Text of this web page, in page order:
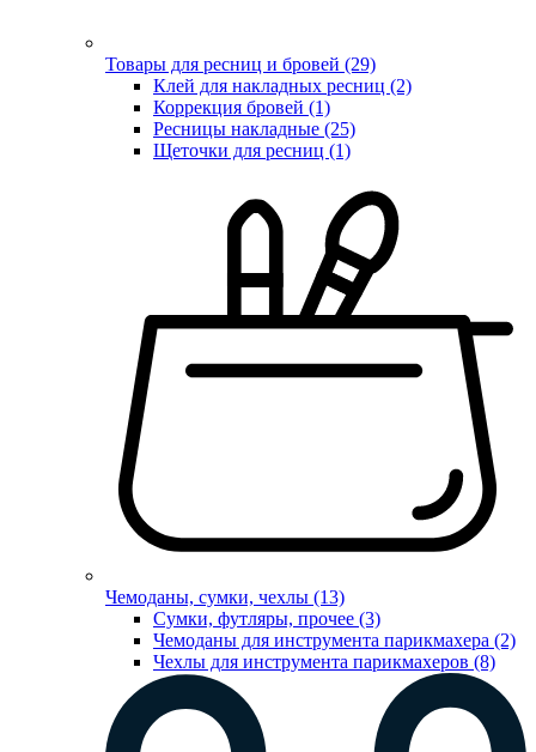
Товары для ресниц и бровей (29)
Клей для накладных ресниц (2)
Коррекция бровей (1)
Ресницы накладные (25)
Щеточки для ресниц (1)
Чемоданы, сумки, чехлы (13)
Сумки, футляры, прочее (3)
Чемоданы для инструмента парикмахера (2)
Чехлы для инструмента парикмахеров (8)